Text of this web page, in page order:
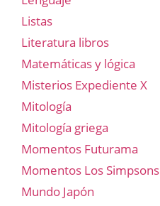
Listas
Literatura libros
Matemáticas y lógica
Misterios Expediente X
Mitología
Mitología griega
Momentos Futurama
Momentos Los Simpsons
Mundo Japón